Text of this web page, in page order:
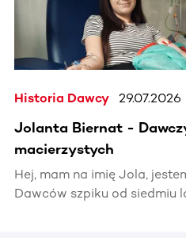
Historia Dawcy 29.07.2026
Jolanta Biernat -
macierzystych
Hej, mam na imię Jola,
Dawców szpiku od siedmiu